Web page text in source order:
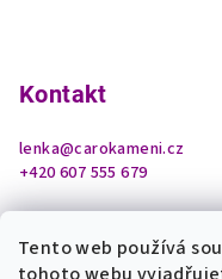
Tento web používá
Kontakt
lenka@carokameni.cz
+420 607 555 679